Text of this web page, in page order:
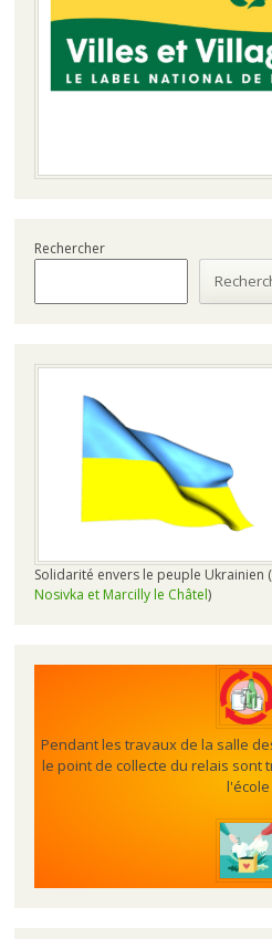
Rechercher
Solidarité envers le peuple Ukrainien (
Nosivka et Marcilly le Châtel)
Pendant les travaux de la salle
le point de collecte du relais sont
l'école